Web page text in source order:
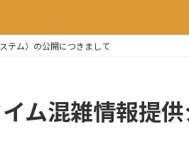
テム）の公開につきまして
ム混雑情報提